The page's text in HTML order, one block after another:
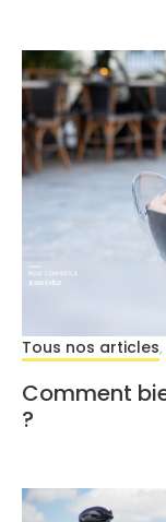
Tous nos articles,
Comment bien choisir son casque à vélo
?